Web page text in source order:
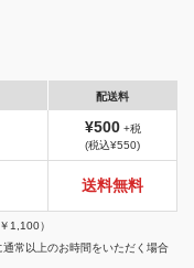
配送料
¥500+税
(税込¥550)
送料無料
1,100）
常以上のお時間をいただく場合